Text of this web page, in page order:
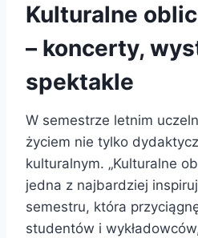
Kulturalne
– koncerty,
spektakle
W semestrze letnim
życiem nie tylko
kulturalnym. „Kulturalne
jedna z najbardziej
semestru, która
studentów i